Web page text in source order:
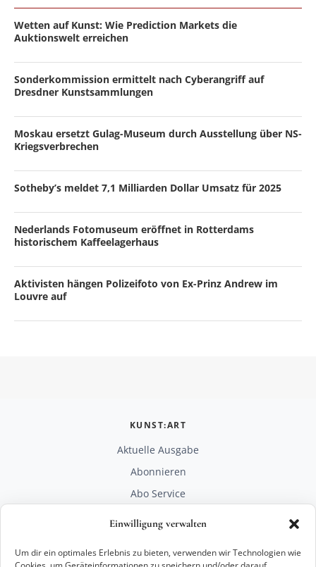
Einwilligung verwalten
Um dir ein optimales Erlebnis zu bieten, verwenden wir Technologien wie
Wetten auf Kunst: Wie Prediction Markets die
Auktionswelt erreichen
Sonderkommission ermittelt nach Cyberangriff auf
Dresdner Kunstsammlungen
Moskau ersetzt Gulag-Museum durch Ausstellung über NS-
Kriegsverbrechen
Sotheby’s meldet 7,1 Milliarden Dollar Umsatz für 2025
Nederlands Fotomuseum eröffnet in Rotterdams
historischem Kaffeelagerhaus
Aktivisten hängen Polizeifoto von Ex-Prinz Andrew im
Louvre auf
KUNST:ART
Aktuelle Ausgabe
Abonnieren
Abo Service
RECHTLICHES